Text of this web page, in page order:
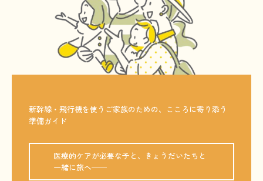
新幹線・飛行機を使うご家族のための、こころに寄り添う
準備ガイド
医療的ケアが必要な子と、きょうだいたちと
一緒に旅へ──